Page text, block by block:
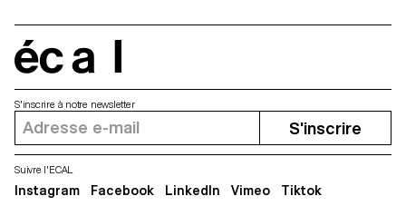
S'inscrire à notre newsletter
S'inscrire
Suivre l'ECAL
Instagram Facebook LinkedIn Vimeo Tiktok